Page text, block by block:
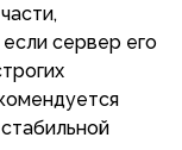
сервер его